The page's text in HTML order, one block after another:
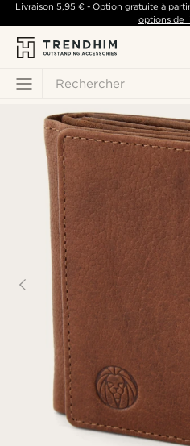
Rechercher
Livraison 5,95 €- Option gratuite à
options de